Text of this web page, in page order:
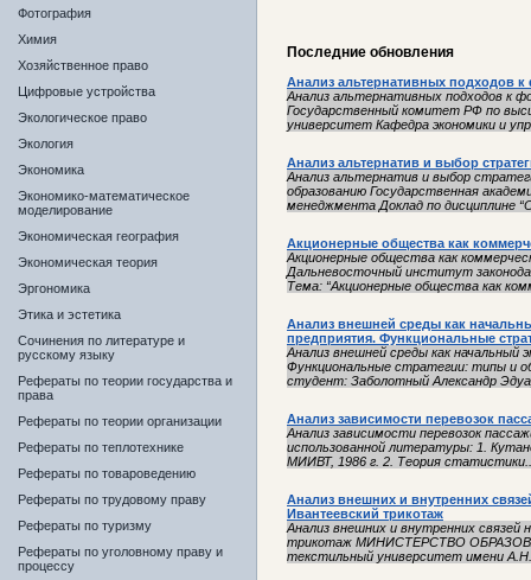
Фотография
Химия
Хозяйственное право
Цифровые устройства
Экологическое право
Экология
Экономика
Экономико-математическое
моделирование
Экономическая география
Экономическая теория
Эргономика
Этика и эстетика
Сочинения по литературе и
русскому языку
Рефераты по теории государства и
права
Рефераты по теории организации
Рефераты по теплотехнике
Рефераты по товароведению
Рефераты по трудовому праву
Рефераты по туризму
Рефераты по уголовному праву и
процессу
Последние обновления
Анализ альтернативных подходов
Анализ альтернативных подходов к
Государственный комитет РФ по
университет Кафедра экономики и
Анализ альтернатив и выбор
Анализ альтернатив и выбор
образованию Государственная
менеджмента Доклад по дисциплине
Акционерные общества как
Акционерные общества как
Дальневосточный институт
Тема: “Акционерные общества как
Анализ внешней среды как
предприятия. Функциональные
Анализ внешней среды как
Функциональные стратегии: типы и
студент: Заболотный Александр
Анализ зависимости перевозок
Анализ зависимости перевозок
использованной литературы: 1.
МИИВТ, 1986 г. 2. Теория
Анализ внешних и внутренних
Ивантеевский трикотаж
Анализ внешних и внутренних
трикотаж МИНИСТЕРСТВО
текстильный университет имени А.Н.